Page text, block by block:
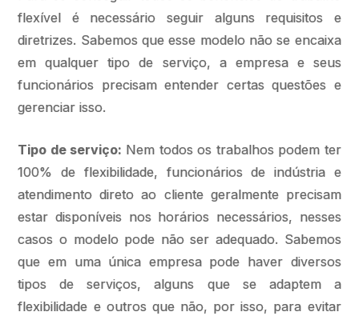
flexível é necessário seguir alguns requisitos e
diretrizes. Sabemos que esse modelo não se encaixa
em qualquer tipo de serviço, a empresa e seus
funcionários precisam entender certas questões e
gerenciar isso.
Tipo de serviço: Nem todos os trabalhos podem ter
100% de flexibilidade, funcionários de indústria e
atendimento direto ao cliente geralmente precisam
estar disponíveis nos horários necessários, nesses
casos o modelo pode não ser adequado. Sabemos
que em uma única empresa pode haver diversos
tipos de serviços, alguns que se adaptem a
flexibilidade e outros que não, por isso, para evitar